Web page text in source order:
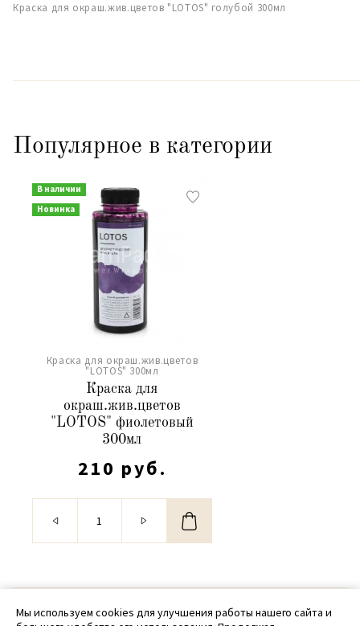
Краска для окраш.жив.цветов "LOTOS" голубой 300мл
Популярное в категории
В наличии
Новинка
Краска для окраш.жив.цветов
"LOTOS" 300мл
Краска для
окраш.жив.цветов
"LOTOS" фиолетовый
300мл
210 руб.
© 2020 - 2026 SamPack
Мы используем cookies для улучшения работы нашего сайта и